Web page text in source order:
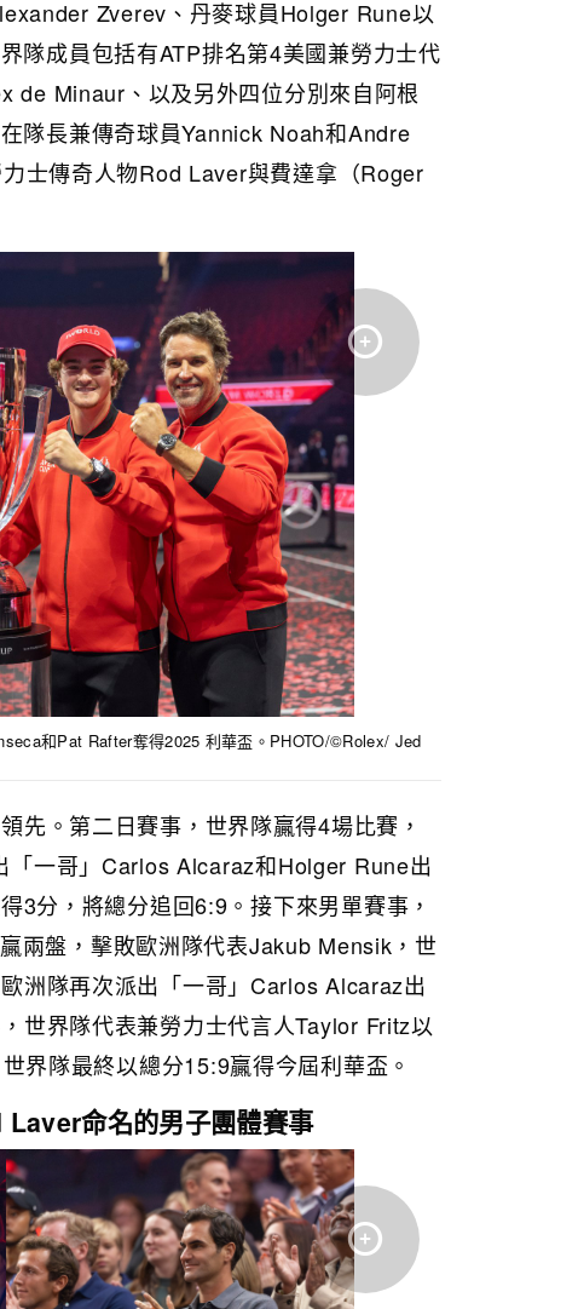
Zverev、丹麥球員Holger Rune以
隊成員包括有ATP排名第4美國兼勞力士代
de Minaur、以及另外四位分別來自阿根
隊長兼傳奇球員Yannick Noah和Andre
士傳奇人物Rod Laver與費達拿（Roger
和Pat Rafter奪得2025 利華盃。PHOTO/©Rolex/ Jed
先。第二日賽事，世界隊贏得4場比賽，
一哥」Carlos Alcaraz和Holger Rune出
3分，將總分追回6:9。接下來男單賽事，
兩盤，擊敗歐洲隊代表Jakub Mensik，世
洲隊再次派出「一哥」Carlos Alcaraz出
世界隊代表兼勞力士代言人Taylor Fritz以
界隊最終以總分15:9贏得今屆利華盃。
命名的男子團體賽事